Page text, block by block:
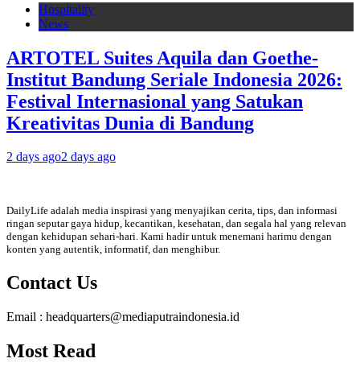
Hospitality
News
ARTOTEL Suites Aquila dan Goethe-
Institut Bandung Seriale Indonesia 2026:
Festival Internasional yang Satukan
Kreativitas Dunia di Bandung
2 days ago2 days ago
DailyLife adalah media inspirasi yang menyajikan cerita, tips, dan informasi
ringan seputar gaya hidup, kecantikan, kesehatan, dan segala hal yang relevan
dengan kehidupan sehari-hari. Kami hadir untuk menemani harimu dengan
konten yang autentik, informatif, dan menghibur.
Contact Us
Email : headquarters@mediaputraindonesia.id
Most Read